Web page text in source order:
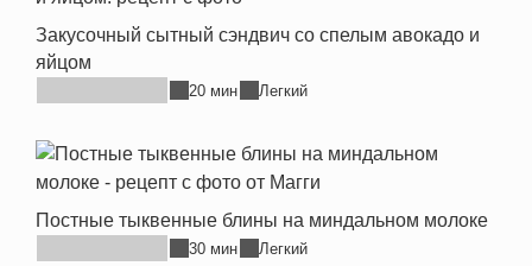
Закусочный сытный сэндвич со спелым авокадо и
яйцом
20 мин Легкий
Постные тыквенные блины на миндальном молоке
30 мин Легкий